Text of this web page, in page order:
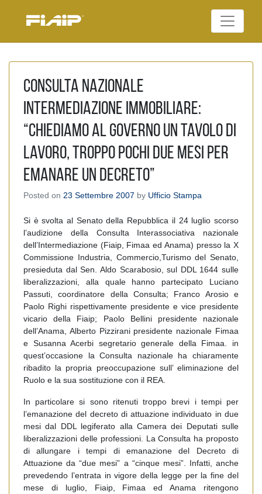
Federazione Italiana
Consulta nazionale
Intermediazione Immobiliare:
“Chiediamo al Governo un tavolo di
lavoro, troppo pochi due mesi per
emanare un decreto”
Posted on 23 Settembre 2007 by Ufficio Stampa
Si è svolta al Senato della Repubblica il 24 luglio scorso
l’audizione della Consulta Interassociativa nazionale
dell’Intermediazione (Fiaip, Fimaa ed Anama) presso la X
Commissione Industria, Commercio,Turismo del Senato,
presieduta dal Sen. Aldo Scarabosio, sul DDL 1644 sulle
liberalizzazioni, alla quale hanno partecipato Luciano
Passuti, coordinatore della Consulta; Franco Arosio e
Paolo Righi rispettivamente presidente e vice presidente
vicario della Fiaip; Paolo Bellini presidente nazionale
dell’Anama, Alberto Pizzirani presidente nazionale Fimaa
e Susanna Acerbi segretario generale della Fimaa. in
quest’occasione la Consulta nazionale ha chiaramente
ribadito la propria preoccupazione sull’ eliminazione del
Ruolo e la sua sostituzione con il REA.
In particolare si sono ritenuti troppo brevi i tempi per
l’emanazione del decreto di attuazione individuato in due
mesi dal DDL legiferato alla Camera dei Deputati sulle
liberalizzazioni delle professioni. La Consulta ha proposto
di allungare i tempi di emanazione del Decreto di
Attuazione da “due mesi” a “cinque mesi”. Infatti, anche
prevedendo l’entrata in vigore della legge per la fine del
mese di luglio, Fiaip, Fimaa ed Anama ritengono